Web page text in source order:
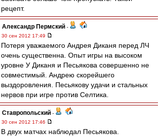
рецепт.
Александр Пермский -
30 сен 2012 17:49
Потеря уважаемого Андрея Диканя перед ЛЧ
очень существенна. Опыт игры на высоком
уровне У Диканя и Песьякова совершенно не
совместимый. Андрею скорейшего
выздоровления. Песьякову удачи и стальных
нервов при игре против Селтика.
Ставропольский -
30 сен 2012 17:46
В двух матчах наблюдал Песьякова.